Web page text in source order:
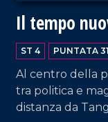
Il tempo
- La Giustizia
ST 4 PUNTATA 31
Al centro della
tra politica e
distanza da
VAI AL TITOLO